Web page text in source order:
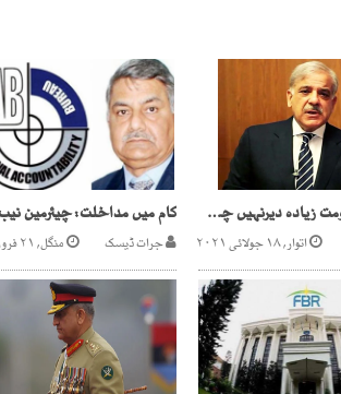
ظلم کی حکومت زیادہ دیرنہیں چل سکتی،،شہباز شریف
اتوار, ۱۸ جولائی ۲۰۲۱ جرات ڈیسک منگل, ۲۱ فروری ۲۰۲۳